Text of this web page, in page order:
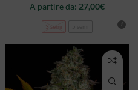
A partire da: 27,00€
3 semi